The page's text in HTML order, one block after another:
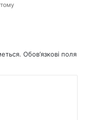
Обов’язкові поля